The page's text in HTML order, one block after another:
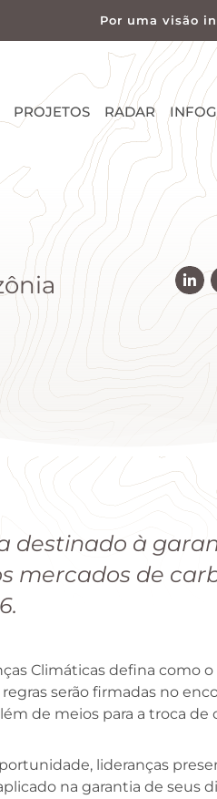
Por uma visão
PROJETOS RADAR
destinado à
mercados de
Climáticas defina como
serão firmadas no
de meios para a troca de
lideranças
na garantia de seus